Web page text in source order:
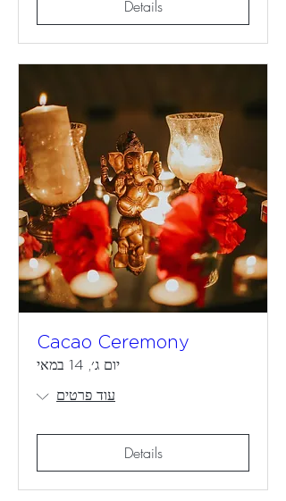
Details
Cacao Ceremony
יום ג׳, 14 במאי
עוד פרטים
Details